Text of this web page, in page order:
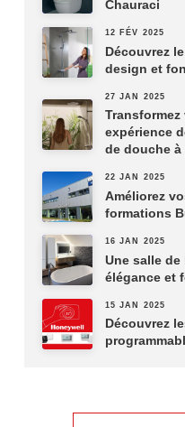
Chauraci
12 FÉV 2025
Découvrez
design et
27 JAN 2025
expérience
de douche à
22 JAN 2025
Améliorez
formations
16 JAN 2025
Une salle
élégance et
15 JAN 2025
Découvrez